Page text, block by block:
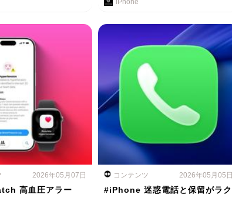
iPhone
2026年05月07日
高血圧アラー
コンテンツ 2026年05月05日
#iPhone 迷惑電話と保留がラク